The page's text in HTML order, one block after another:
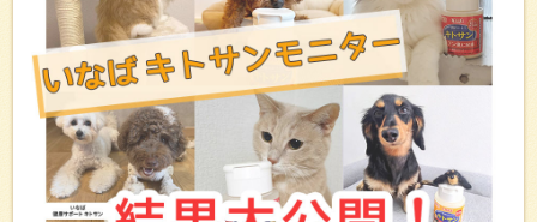
【モニター結果発表！】健
80ｇ（いなばペットフード